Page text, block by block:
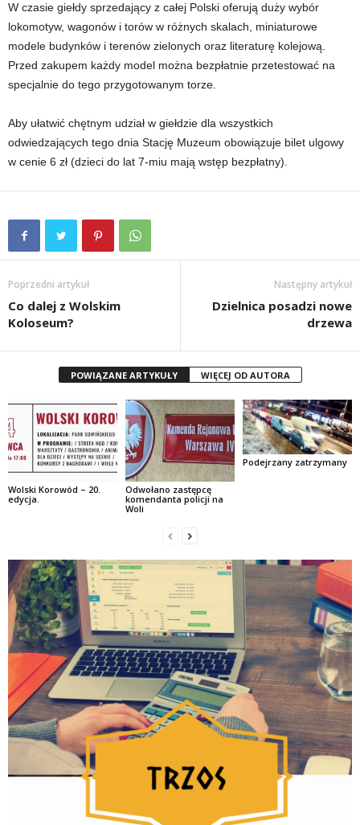
W czasie giełdy sprzedający z całej Polski oferują duży wybór
lokomotyw, wagonów i torów w różnych skalach, miniaturowe
modele budynków i terenów zielonych oraz literaturę kolejową.
Przed zakupem każdy model można bezpłatnie przetestować na
specjalnie do tego przygotowanym torze.
Aby ułatwić chętnym udział w giełdzie dla wszystkich
odwiedzających tego dnia Stację Muzeum obowiązuje bilet ulgowy
w cenie 6 zł (dzieci do lat 7-miu mają wstęp bezpłatny).
Poprzedni artykuł
Co dalej z Wolskim
Koloseum?
Następny artykuł
Dzielnica posadzi nowe
drzewa
POWIĄZANE ARTYKUŁY WIĘCEJ OD AUTORA
Wolski Korowód – 20.
edycja.
Odwołano zastępcę
komendanta policji na
Woli
Podejrzany zatrzymany